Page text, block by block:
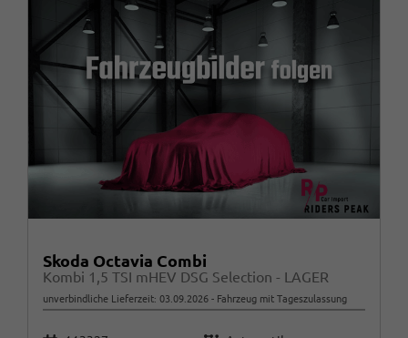
Skoda Octavia Combi
Kombi 1,5 TSI mHEV DSG Selection - LAGER
unverbindliche Lieferzeit: 03.09.2026 Fahrzeug mit Tageszulassung